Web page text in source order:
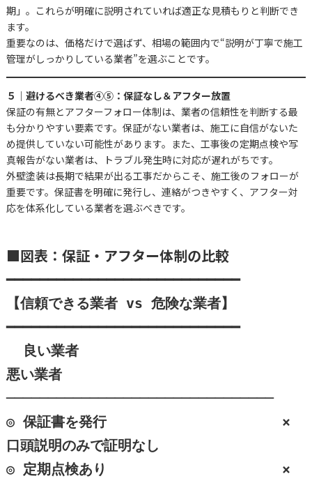
期」。これらが明確に説明されていれば適正な見積もりと判断でき
ます。
重要なのは、価格だけで選ばず、相場の範囲内で“説明が丁寧で施工
管理がしっかりしている業者”を選ぶことです。
５｜避けるべき業者④⑤：保証なし＆アフター放置
保証の有無とアフターフォロー体制は、業者の信頼性を判断する最
も分かりやすい要素です。保証がない業者は、施工に自信がないた
め提供していない可能性があります。また、工事後の定期点検や写
真報告がない業者は、トラブル発生時に対応が遅れがちです。
外壁塗装は長期で結果が出る工事だからこそ、施工後のフォローが
重要です。保証書を明確に発行し、連絡がつきやすく、アフター対
応を体系化している業者を選ぶべきです。
■図表：保証・アフター体制の比較
━━━━━━━━━━━━━━━━━━━━━━━━━━━━
【信頼できる業者 vs 危険な業者】
━━━━━━━━━━━━━━━━━━━━━━━━━━━━
悪い業者
────────────────────────────────
◎ 保証書を発行                     ×
口頭説明のみで証明なし
◎ 定期点検あり                     ×